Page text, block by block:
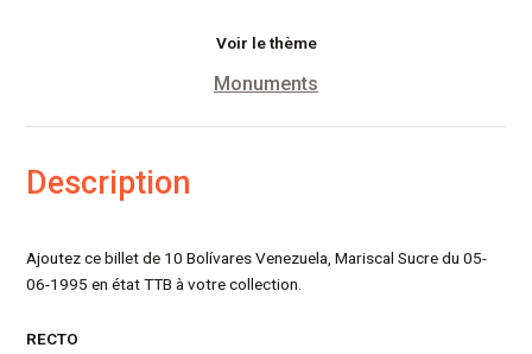
Voir le thème
Monuments
Description
Ajoutez ce billet de 10 Bolívares Venezuela, Mariscal Sucre du 05-
06-1995 en état TTB à votre collection.
RECTO